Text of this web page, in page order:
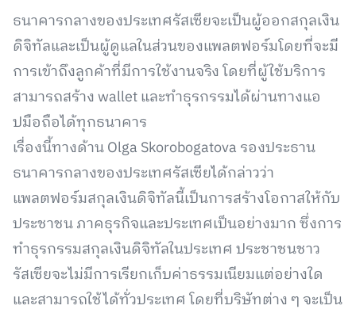
ธนาคารกลางของประเทศรัสเซียจะเป็นผู้ออกสกุลเงิน
ดิจิทัลและเป็นผู้ดูแลในส่วนของแพลตฟอร์มโดยที่จะมี
การเข้าถึงลูกค้าที่มีการใช้งานจริง โดยที่ผู้ใช้บริการ
สามารถสร้าง wallet และทำธุรกรรมได้ผ่านทางแอ
ปมือถือได้ทุกธนาคาร
เรื่องนี้ทางด้าน Olga Skorobogatova รองประธาน
ธนาคารกลางของประเทศรัสเซียได้กล่าวว่า
แพลตฟอร์มสกุลเงินดิจิทัลนี้เป็นการสร้างโอกาสให้กับ
ประชาชน ภาคธุรกิจและประเทศเป็นอย่างมาก ซึ่งการ
ทำธุรกรรมสกุลเงินดิจิทัลในประเทศ ประชาชนชาว
รัสเซียจะไม่มีการเรียกเก็บค่าธรรมเนียมแต่อย่างใด
และสามารถใช้ได้ทั่วประเทศ โดยที่บริษัทต่าง ๆ จะเป็น